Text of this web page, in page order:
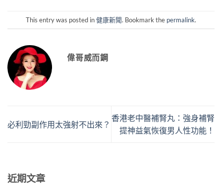
This entry was posted in健康新聞. Bookmark the permalink.
偉哥威而鋼
必利勁副作用太強射不出來？
香港老中醫補腎丸：強身補腎
提神益氣恢復男人性功能！
近期文章